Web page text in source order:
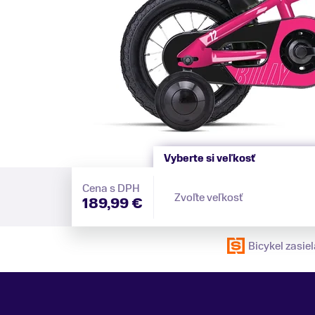
Cena s DPH
189,99 €
Vyberte si veľkosť
Zvoľte veľkosť
Bicykel